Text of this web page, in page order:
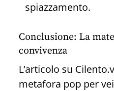
spiazzamento.
Conclusione: La
convivenza
L’articolo su
metafora pop per